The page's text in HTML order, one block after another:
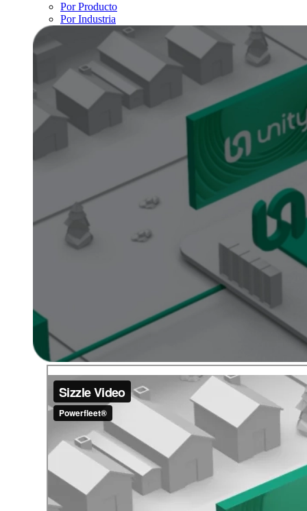
Por Producto
Por Industria